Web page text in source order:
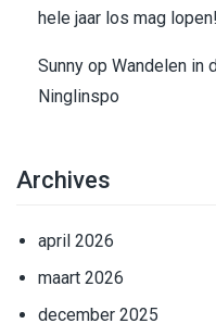
hele jaar los mag lopen!
Sunny op Wandelen in
Ninglinspo
Archives
april 2026
maart 2026
december 2025